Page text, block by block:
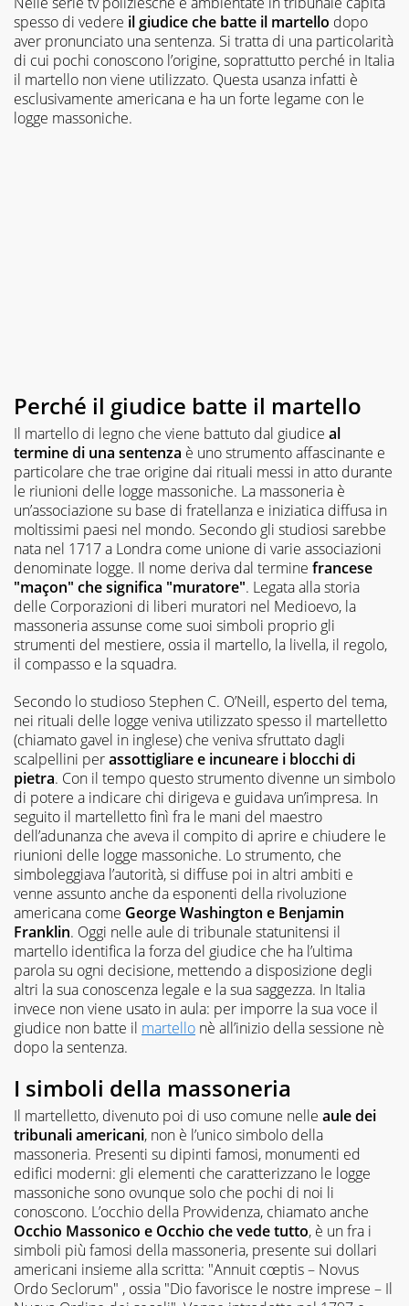
spesso di vedere il giudice che batte il martello dopo
aver pronunciato una sentenza. Si tratta di una particolarità
di cui pochi conoscono l’origine, soprattutto perché in Italia
il martello non viene utilizzato. Questa usanza infatti è
esclusivamente americana e ha un forte legame con le
logge massoniche.
Perché il giudice batte il martello
Il martello di legno che viene battuto dal giudice al
termine di una sentenza è uno strumento affascinante e
particolare che trae origine dai rituali messi in atto durante
le riunioni delle logge massoniche. La massoneria è
un’associazione su base di fratellanza e iniziatica diffusa in
moltissimi paesi nel mondo. Secondo gli studiosi sarebbe
nata nel 1717 a Londra come unione di varie associazioni
denominate logge. Il nome deriva dal termine francese
"maçon" che significa "muratore". Legata alla storia
delle Corporazioni di liberi muratori nel Medioevo, la
massoneria assunse come suoi simboli proprio gli
strumenti del mestiere, ossia il martello, la livella, il regolo,
il compasso e la squadra.
Secondo lo studioso Stephen C. O’Neill, esperto del tema,
nei rituali delle logge veniva utilizzato spesso il martelletto
(chiamato gavel in inglese) che veniva sfruttato dagli
scalpellini perassottigliare e incuneare i blocchi di
pietra. Con il tempo questo strumento divenne un simbolo
di potere a indicare chi dirigeva e guidava un’impresa. In
seguito il martelletto finì fra le mani del maestro
dell’adunanza che aveva il compito di aprire e chiudere le
riunioni delle logge massoniche. Lo strumento, che
simboleggiava l’autorità, si diffuse poi in altri ambiti e
venne assunto anche da esponenti della rivoluzione
americana come George Washington e Benjamin
Franklin. Oggi nelle aule di tribunale statunitensi il
martello identifica la forza del giudice che ha l’ultima
parola su ogni decisione, mettendo a disposizione degli
altri la sua conoscenza legale e la sua saggezza. In Italia
invece non viene usato in aula: per imporre la sua voce il
giudice non batte il martello nè all’inizio della sessione nè
dopo la sentenza.
I simboli della massoneria
Il martelletto, divenuto poi di uso comune nelle aule dei
tribunali americani, non è l’unico simbolo della
massoneria. Presenti su dipinti famosi, monumenti ed
edifici moderni: gli elementi che caratterizzano le logge
massoniche sono ovunque solo che pochi di noi li
conoscono. L’occhio della Provvidenza, chiamato anche
Occhio Massonico e Occhio che vede tutto, è un fra i
simboli più famosi della massoneria, presente sui dollari
americani insieme alla scritta: "Annuit cœptis – Novus
Ordo Seclorum" , ossia "Dio favorisce le nostre imprese – Il